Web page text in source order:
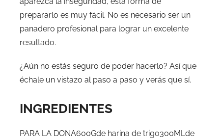
prepararlo es muy fácil. No es necesario ser un
panadero profesional para lograr un excelente
resultado.
¿Aún no estás seguro de poder hacerlo? Así que
échale un vistazo al paso a paso y verás que sí.
INGREDIENTES
PARA LA DONA600Gde harina de trigo300MLde